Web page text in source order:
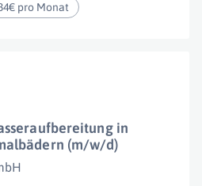
pro Monat
in
(m/w/d)